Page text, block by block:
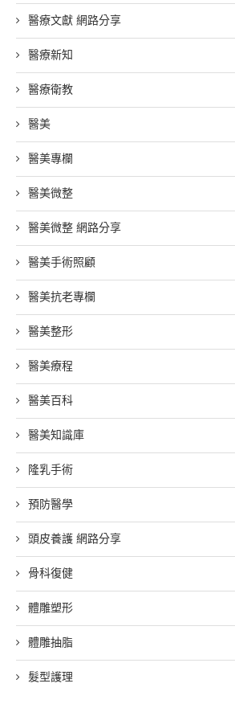
醫療文獻 網路分享
醫療新知
醫療衛教
醫美
醫美專欄
醫美微整
醫美微整 網路分享
醫美手術照顧
醫美抗老專欄
醫美整形
醫美療程
醫美百科
醫美知識庫
隆乳手術
預防醫學
頭皮養護 網路分享
骨科復健
體雕塑形
體雕抽脂
髮型護理